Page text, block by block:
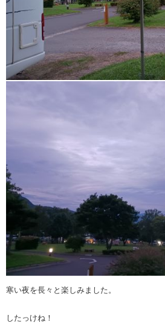
寒い夜を長々と楽しみました。
したっけね！